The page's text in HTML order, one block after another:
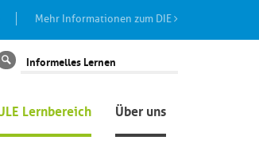
Mehr Informationen zum DIE
Lernbereich Über uns
Suche